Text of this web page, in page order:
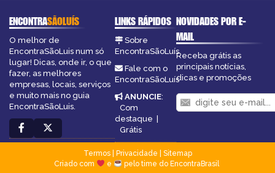
ENCONTRASÃOLUÍS
O melhor de
EncontraSãoLuis num só
lugar! Dicas, onde ir, o que
fazer, as melhores
empresas, locais, serviços
e muito mais no guia
EncontraSãoLuis.
LINKS RÁPIDOS
Sobre
EncontraSãoLuís
Fale com o
EncontraSãoLuís
ANUNCIE:
Com
destaque |
Grátis
NOVIDADES POR E-
MAIL
Receba grátis as
principais notícias,
dicas e promoções
Termos| Privacidade
Sitemap
Criado com
e pelo time do EncontraBrasil